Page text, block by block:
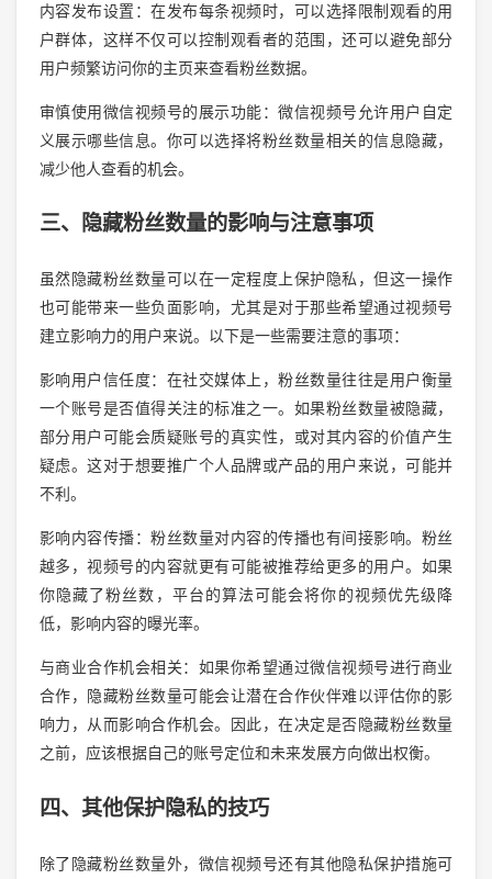
内容发布设置：在发布每条视频时，可以选择限制观看的用
户群体，这样不仅可以控制观看者的范围，还可以避免部分
用户频繁访问你的主页来查看粉丝数据。
审慎使用微信视频号的展示功能：微信视频号允许用户自定
义展示哪些信息。你可以选择将粉丝数量相关的信息隐藏，
减少他人查看的机会。
三、隐藏粉丝数量的影响与注意事项
虽然隐藏粉丝数量可以在一定程度上保护隐私，但这一操作
也可能带来一些负面影响，尤其是对于那些希望通过视频号
建立影响力的用户来说。以下是一些需要注意的事项：
影响用户信任度：在社交媒体上，粉丝数量往往是用户衡量
一个账号是否值得关注的标准之一。如果粉丝数量被隐藏，
部分用户可能会质疑账号的真实性，或对其内容的价值产生
疑虑。这对于想要推广个人品牌或产品的用户来说，可能并
不利。
影响内容传播：粉丝数量对内容的传播也有间接影响。粉丝
越多，视频号的内容就更有可能被推荐给更多的用户。如果
你隐藏了粉丝数，平台的算法可能会将你的视频优先级降
低，影响内容的曝光率。
与商业合作机会相关：如果你希望通过微信视频号进行商业
合作，隐藏粉丝数量可能会让潜在合作伙伴难以评估你的影
响力，从而影响合作机会。因此，在决定是否隐藏粉丝数量
之前，应该根据自己的账号定位和未来发展方向做出权衡。
四、其他保护隐私的技巧
除了隐藏粉丝数量外，微信视频号还有其他隐私保护措施可